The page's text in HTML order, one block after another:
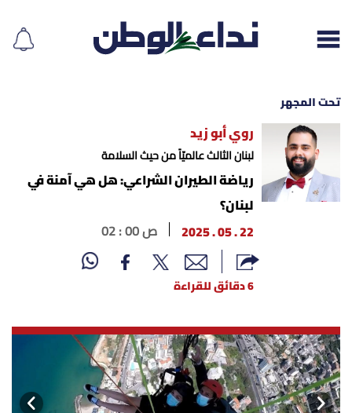
إقرأ الجريدة
لبنان
محليات
أسرار
تحت المجهر
روي أبو زيد
لبنان الثالث عالميّاً من حيث السلامة
رياضة الطيران الشراعي: هل هي آمنة في
لبنان؟
22 . 05 . 2025
02 : 00 ص
6 دقائق للقراءة